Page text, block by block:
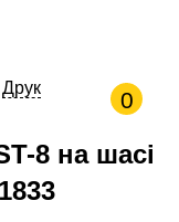
Друк 0
8 на шасі